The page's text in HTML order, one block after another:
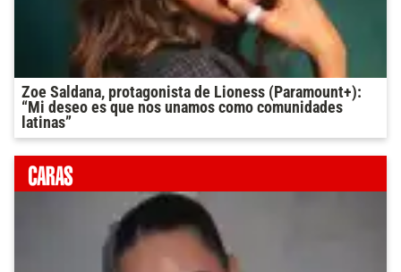
Zoe Saldana, protagonista de Lioness (Paramount+):
“Mi deseo es que nos unamos como comunidades
latinas”